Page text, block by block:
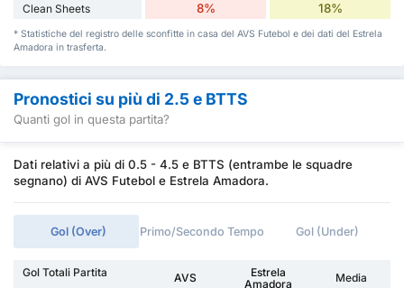
Clean Sheets 8% 18%
* Statistiche del registro delle sconfitte in casa del AVS Futebol e dei dati del Estrela
Amadora in trasferta.
Pronostici su più di 2.5 e BTTS
Quanti gol in questa partita?
Dati relativi a più di 0.5 - 4.5 e BTTS (entrambe le squadre
segnano) di AVS Futebol e Estrela Amadora.
Gol (Over) Primo/Secondo Tempo Gol (Under)
Gol Totali Partita AVS
Estrela
Amadora
Media